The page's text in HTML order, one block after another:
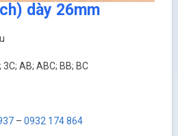
dày 26mm
AB; ABC; BB; BC
– 0932 174 864